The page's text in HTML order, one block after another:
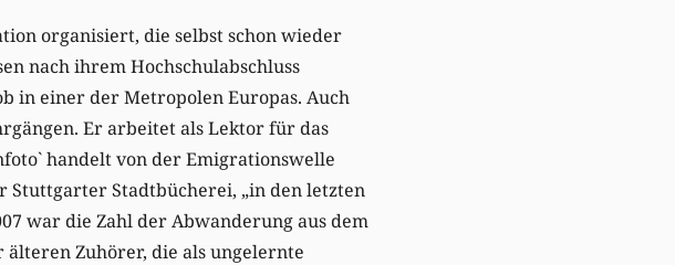
organisiert, die selbst schon wieder
nach ihrem Hochschulabschluss
in einer der Metropolen Europas. Auch
Er arbeitet als Lektor für das
handelt von der Emigrationswelle
Stuttgarter Stadtbücherei, „in den letzten
war die Zahl der Abwanderung aus dem
älteren Zuhörer, die als ungelernte